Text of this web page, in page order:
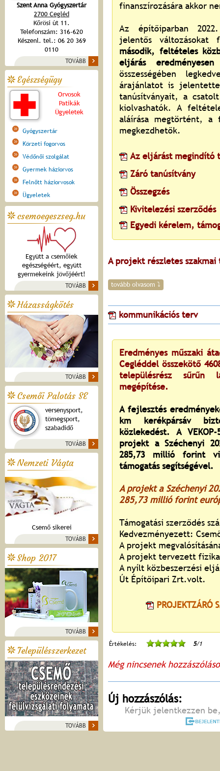
Szent Anna Gyógyszertár
2700 Cegléd
Kőrösi út 11.
Telefonszám: 316-620
Készenl. tel.: 06 20 369
0110
TOVÁBB
Egészségügy
Orvosok
Patikák
Ügyeletek
Gyógyszertár
Körzeti fogorvos
Védőnői szolgálat
Gyermek háziorvos
Felnőtt háziorvosok
Ügyeletek
csemoegeszseg.hu
Együtt a csemőiek
egészségéért, együtt
gyermekeink jövőjéért!
TOVÁBB
Házasságkötés
TOVÁBB
Csemői Palotás SE
versenysport,
tömegsport,
szabadidő
TOVÁBB
Nemzeti Vágta
Csemő sikerei
TOVÁBB
Shop 2017
TOVÁBB
Településszerkezet
TOVÁBB
finanszírozására akkor
Az építőiparban
jelentős
második, feltételes
eljárás
összességében
árajánlatot is
tanúsítványait, a
kiolvashatók. A
aláírása megtörtént, a
megkezdhetők.
Az eljárást megindító
Záró tanúsítvány
Összegzés
Kivitelezési szerződés
Egyedi kérelem,
A projekt részletes szakmai
tovább olvasom ⤵
kommunikációs terv
Eredményes műszaki
Cegléddel összekötő
településrész sűrűn
megépítése.
A fejlesztés
km kerékpársáv
közlekedést. A VEKOP-
projekt a Széchenyi
285,73 millió forint
támogatás segítségével.
A projekt a Széchenyi
285,73 millió forint
Támogatási szerződés
Kedvezményezett:
A projekt
A projekt tervezett
A nyílt közbeszerzési
Út Építőipari Zrt.volt.
PROJEKTZÁRÓ
Értékelés: 5/1
Még nincsenek
Új hozzászólás:
Kérjük jelentkezzen